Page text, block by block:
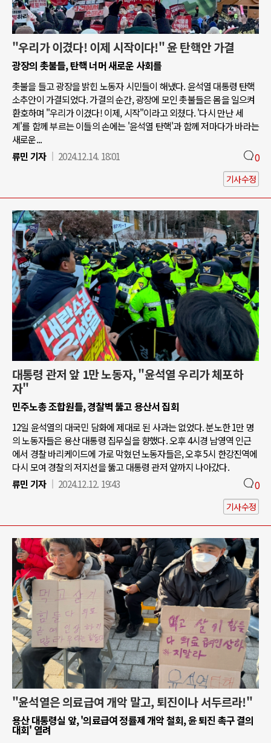
"우리가 이겼다! 이제 시작이다!" 윤 탄핵안 가결
광장의 촛불들, 탄핵 너머 새로운 사회를
촛불을 들고 광장을 밝힌 노동자 시민들이 해냈다. 윤석열 대통령 탄핵
소추안이 가결되었다. 가결의 순간, 광장에 모인 촛불들은 몸을 일으켜
환호하며 "우리가 이겼다! 이제, 시작"이라고 외쳤다. '다시 만난 세
계'를 함께 부르는 이들의 손에는 '윤석열 탄핵'과 함께 저마다가 바라는
새로운...
류민 기자
2024.12.14. 18:01 0
기사수정
대통령 관저 앞 1만 노동자, "윤석열 우리가 체포하
자"
민주노총 조합원들, 경찰벽 뚫고 용산서 집회
12일 윤석열의 대국민 담화에 제대로 된 사과는 없었다. 분노한 1만 명
의 노동자들은 용산 대통령 집무실을 향했다. 오후 4시경 남영역 인근
에서 경찰 바리케이드에 가로 막혔던 노동자들은, 오후 5시 한강진역에
다시 모여 경찰의 저지선을 뚫고 대통령 관저 앞까지 나아갔다.
류민 기자
2024.12.12. 19:43 0
기사수정
"윤석열은 의료급여 개악 말고, 퇴진이나 서두르라!"
용산 대통령실 앞, '의료급여 정률제 개악 철회, 윤 퇴진 촉구 결의
대회' 열려